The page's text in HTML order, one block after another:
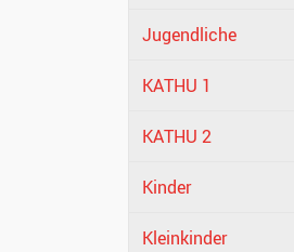
Jugendliche
KATHU 1
KATHU 2
Kinder
Kleinkinder